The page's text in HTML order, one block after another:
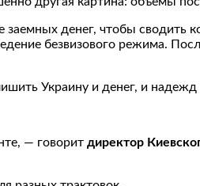
денег, чтобы
безвизового режима.
Украину и денег, и
— говорит директор